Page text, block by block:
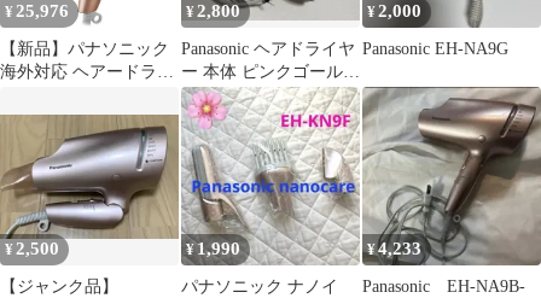
¥ 25,976
【新品】パナソニック
海外対応 ヘアードライ
NA9F-PN ピンクゴール
¥2,800
Panasonic ヘアドライヤ
ー 本体 ピンクゴールド
EH-NA9A
¥2,000
Panasonic EH-NA9G
¥2,500
【ジャンク品】
¥1,990
パナソニック ナノイ
¥4,233
Panasonic EH-NA9B‐